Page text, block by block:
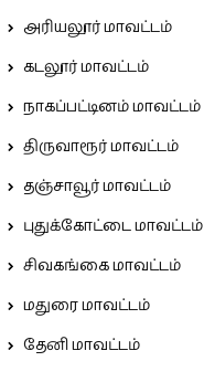
அரியலூர் மாவட்டம்
கடலூர் மாவட்டம்
நாகப்பட்டினம் மாவட்டம்
திருவாரூர் மாவட்டம்
தஞ்சாவூர் மாவட்டம்
புதுக்கோட்டை மாவட்டம்
சிவகங்கை மாவட்டம்
மதுரை மாவட்டம்
தேனி மாவட்டம்